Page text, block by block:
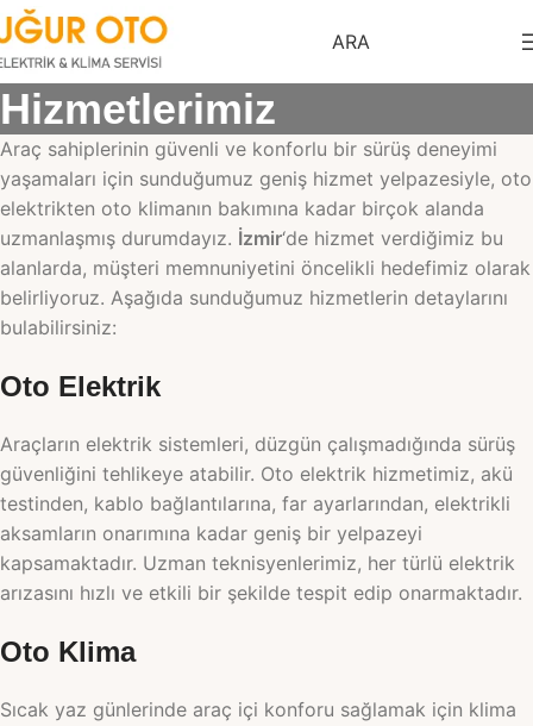
ARA
Hizmetlerimiz
Araç sahiplerinin güvenli ve konforlu bir sürüş deneyimi
yaşamaları için sunduğumuz geniş hizmet yelpazesiyle, oto
elektrikten oto klimanın bakımına kadar birçok alanda
uzmanlaşmış durumdayız. İzmir‘de hizmet verdiğimiz bu
alanlarda, müşteri memnuniyetini öncelikli hedefimiz olarak
belirliyoruz. Aşağıda sunduğumuz hizmetlerin detaylarını
bulabilirsiniz:
Oto Elektrik
Araçların elektrik sistemleri, düzgün çalışmadığında sürüş
güvenliğini tehlikeye atabilir. Oto elektrik hizmetimiz, akü
testinden, kablo bağlantılarına, far ayarlarından, elektrikli
aksamların onarımına kadar geniş bir yelpazeyi
kapsamaktadır. Uzman teknisyenlerimiz, her türlü elektrik
arızasını hızlı ve etkili bir şekilde tespit edip onarmaktadır.
Oto Klima
Sıcak yaz günlerinde araç içi konforu sağlamak için klima